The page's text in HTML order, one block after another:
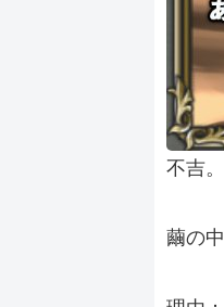
不吉。
繭の